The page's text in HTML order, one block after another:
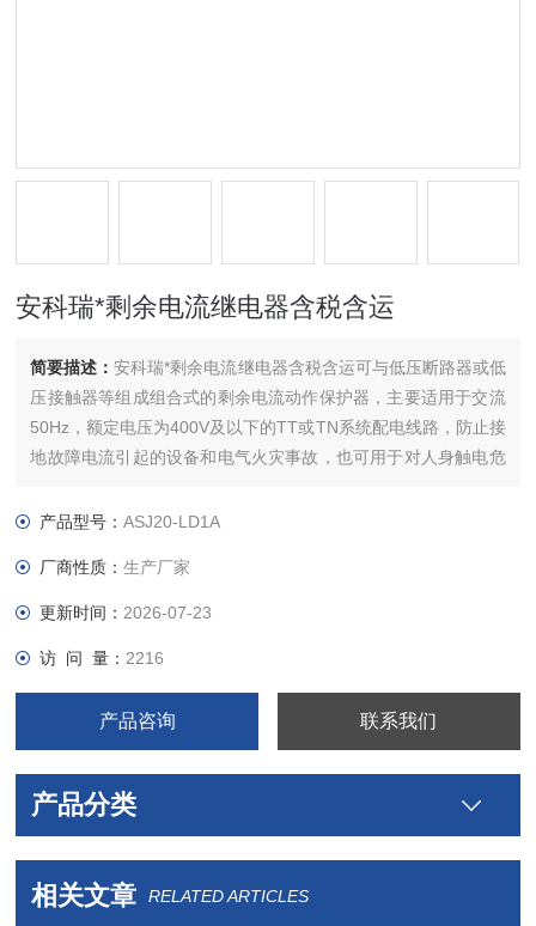
安科瑞*剩余电流继电器含税含运
简要描述：安科瑞*剩余电流继电器含税含运可与低压断路器或低
压接触器等组成组合式的剩余电流动作保护器，主要适用于交流
50Hz，额定电压为400V及以下的TT或TN系统配电线路，防止接
地故障电流引起的设备和电气火灾事故，也可用于对人身触电危
产品型号：ASJ20-LD1A
厂商性质：生产厂家
更新时间： 2026-07-23
访 问 量： 2216
产品咨询 联系我们
产品分类
相关文章 RELATED ARTICLES